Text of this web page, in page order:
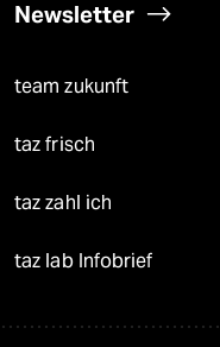
Newsletter
team zukunft
taz frisch
taz zahl ich
taz lab Infobrief